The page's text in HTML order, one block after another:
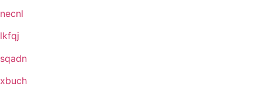
necnl
lkfqj
sqadn
xbuch